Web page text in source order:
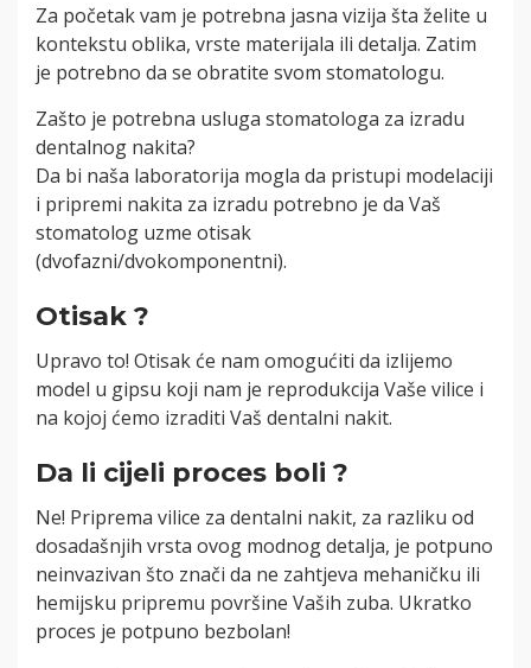
Za početak vam je potrebna jasna vizija šta želite u
kontekstu oblika, vrste materijala ili detalja. Zatim
je potrebno da se obratite svom stomatologu.
Zašto je potrebna usluga stomatologa za izradu
dentalnog nakita?
Da bi naša laboratorija mogla da pristupi modelaciji
i pripremi nakita za izradu potrebno je da Vaš
stomatolog uzme otisak
(dvofazni/dvokomponentni).
Otisak ?
Upravo to! Otisak će nam omogućiti da izlijemo
model u gipsu koji nam je reprodukcija Vaše vilice i
na kojoj ćemo izraditi Vaš dentalni nakit.
Da li cijeli proces boli ?
Ne! Priprema vilice za dentalni nakit, za razliku od
dosadašnjih vrsta ovog modnog detalja, je potpuno
neinvazivan što znači da ne zahtjeva mehaničku ili
hemijsku pripremu površine Vaših zuba. Ukratko
proces je potpuno bezbolan!